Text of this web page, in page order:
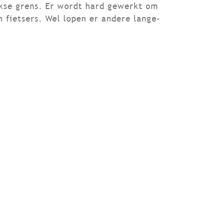
grens. Er wordt hard gewerkt om
fietsers. Wel lopen er andere lange-